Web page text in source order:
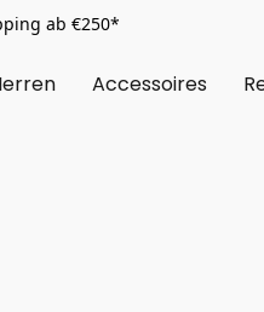
ab €250*
Accessoires